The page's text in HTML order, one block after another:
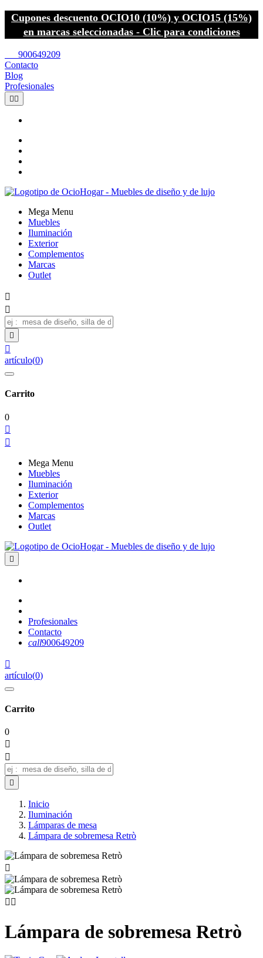
Cupones descuento OCIO10 (10%) y OCIO15 (15%)
en marcas seleccionadas - Clic para condiciones
900649209
Contacto
Blog
Profesionales
 
Mega Menu
Muebles
Iluminación
Exterior
Complementos
Marcas
Outlet




artículo(0)
Carrito
0


Mega Menu
Muebles
Iluminación
Exterior
Complementos
Marcas
Outlet

Profesionales
Contacto
call900649209

artículo(0)
Carrito
0



Inicio
Iluminación
Lámparas de mesa
Lámpara de sobremesa Retrò

 
Lámpara de sobremesa Retrò